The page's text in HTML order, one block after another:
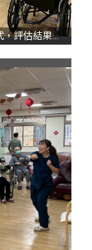
屏東縣椰子園老人養護之家推動復能照護模式，評估結果顯示每投入 1 元資源，可產生 4.57 元社會價值，展現長照服務提升長者生活功能與自立能力的實質成效。圖為椰子園活動照片